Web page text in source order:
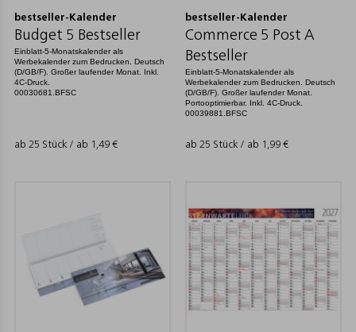
bestseller-Kalender
Budget 5 Bestseller
Einblatt-5-Monatskalender als
Werbekalender zum Bedrucken. Deutsch
(D/GB/F). Großer laufender Monat. Inkl.
4C-Druck.
00030681.BFSC
ab 25 Stück / ab 1,49 €
bestseller-Kalender
Commerce 5 Post A
Bestseller
Einblatt-5-Monatskalender als
Werbekalender zum Bedrucken. Deutsch
(D/GB/F). Großer laufender Monat.
Portooptimierbar. Inkl. 4C-Druck.
00039881.BFSC
ab 25 Stück / ab 1,99 €